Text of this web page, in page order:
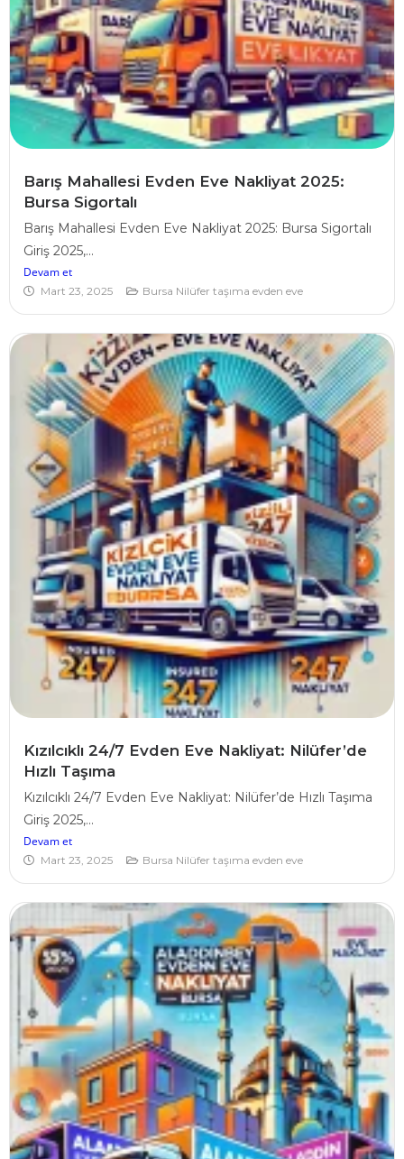
Barış Mahallesi Evden Eve Nakliyat 2025:
Bursa Sigortalı
Barış Mahallesi Evden Eve Nakliyat 2025: Bursa Sigortalı
Giriş 2025,...
Devam et
Mart 23, 2025 Bursa Nilüfer taşıma evden eve
Kızılcıklı 24/7 Evden Eve Nakliyat: Nilüfer’de
Hızlı Taşıma
Kızılcıklı 24/7 Evden Eve Nakliyat: Nilüfer’de Hızlı Taşıma
Giriş 2025,...
Devam et
Mart 23, 2025 Bursa Nilüfer taşıma evden eve